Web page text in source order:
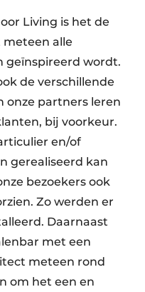
Living is het de
alle
geïnspireerd wordt.
de verschillende
onze partners leren
bij voorkeur.
en/of
gerealiseerd kan
bezoekers ook
Zo werden er
Daarnaast
met een
meteen rond
om het een en